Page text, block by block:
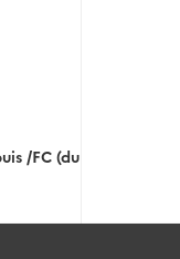
au Levant)